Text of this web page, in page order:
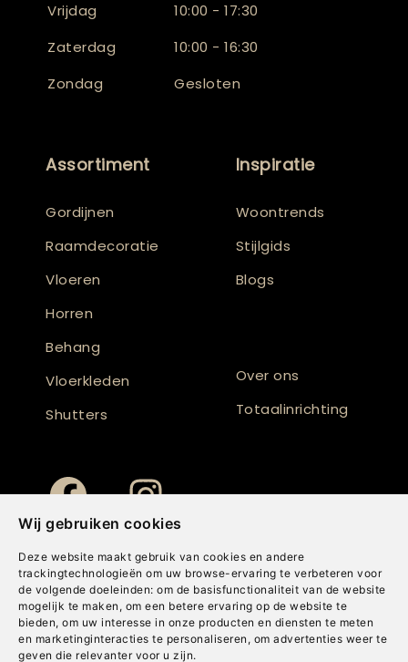
Wij gebruiken cookies
Deze website maakt gebruik van cookies en andere
trackingtechnologieën om uw browse-ervaring te verbeteren voor
de volgende doeleinden: om de basisfunctionaliteit van de website
mogelijk te maken , om een betere ervaring op de website te
bieden, om uw interesse in onze producten en diensten te meten
en marketinginteracties te personaliseren , om advertenties weer te
geven die relevanter voor u zijn.
Vrijdag
10:00 - 17:30
Zaterdag
10:00 - 16:30
Zondag
Gesloten
Assortiment
Gordijnen
Raamdecoratie
Vloeren
Horren
Behang
Vloerkleden
Shutters
Inspiratie
Woontrends
Stijlgids
Blogs
Over ons
Totaalinrichting